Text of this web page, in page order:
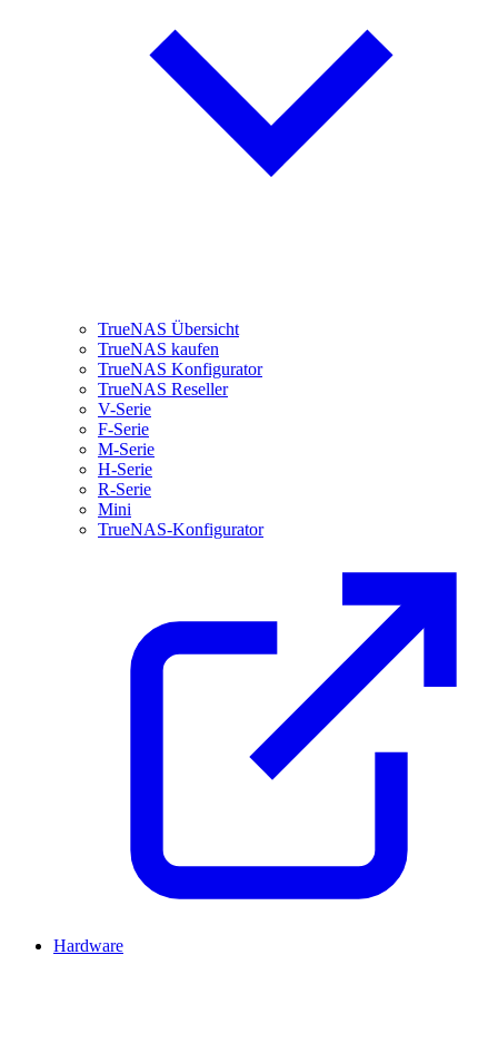
TrueNAS Übersicht
TrueNAS kaufen
TrueNAS Konfigurator
TrueNAS Reseller
V-Serie
F-Serie
M-Serie
H-Serie
R-Serie
Mini
TrueNAS-Konfigurator
Hardware